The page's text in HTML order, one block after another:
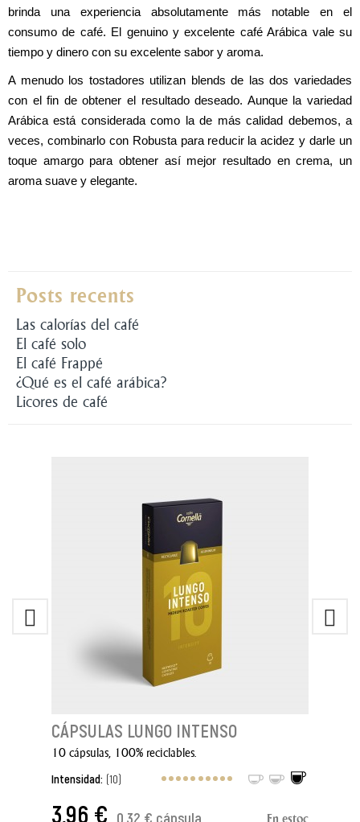
brinda una experiencia absolutamente más notable en el
consumo de café. El genuino y excelente café Arábica vale su
tiempo y dinero con su excelente sabor y aroma.
A menudo los tostadores utilizan blends de las dos variedades
con el fin de obtener el resultado deseado. Aunque la variedad
Arábica está considerada como la de más calidad debemos, a
veces, combinarlo con Robusta para reducir la acidez y darle un
toque amargo para obtener así mejor resultado en crema, un
aroma suave y elegante.
Posts recents
Las calorías del café
El café solo
El café Frappé
¿Qué es el café arábica?
Licores de café
CÁPSULAS LUNGO INTENSO
10 cápsulas, 100% reciclables.
Intensidad: (10)
3,96 € 0,32 € cápsula En estoc